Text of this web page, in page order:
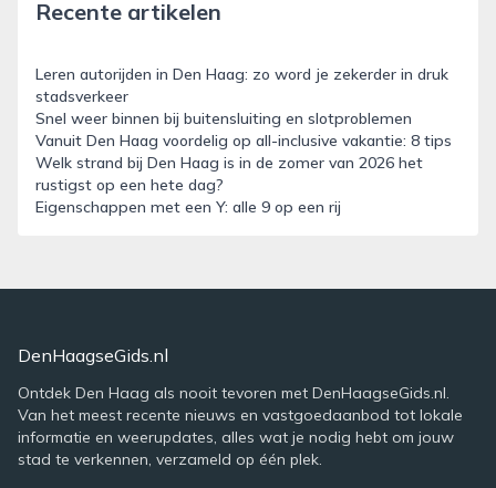
Recente artikelen
Leren autorijden in Den Haag: zo word je zekerder in druk
stadsverkeer
Snel weer binnen bij buitensluiting en slotproblemen
Vanuit Den Haag voordelig op all-inclusive vakantie: 8 tips
Welk strand bij Den Haag is in de zomer van 2026 het
rustigst op een hete dag?
Eigenschappen met een Y: alle 9 op een rij
DenHaagseGids.nl
Ontdek Den Haag als nooit tevoren met DenHaagseGids.nl.
Van het meest recente nieuws en vastgoedaanbod tot lokale
informatie en weerupdates, alles wat je nodig hebt om jouw
stad te verkennen, verzameld op één plek.